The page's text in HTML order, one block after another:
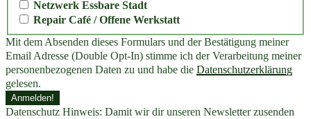
Netzwerk Essbare Stadt
Repair Café / Offene Werkstatt
Mit dem Absenden dieses Formulars und der Bestätigung meiner
Email Adresse (Double Opt-In) stimme ich der Verarbeitung meiner
personenbezogenen Daten zu und habe die Datenschutzerklärung
gelesen.
Datenschutz Hinweis: Damit wir dir unseren Newsletter zusenden